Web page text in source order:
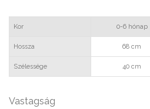
Kor 0-6 hónap
Hossza 68 cm
Szélessége 40 cm
Vastagság